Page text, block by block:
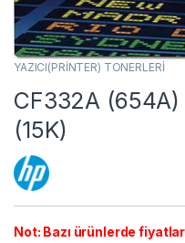
YAZICI(PRİNTER) TONERLERİ
CF332A (654A)
(15K)
Not: Bazı ürünlerde